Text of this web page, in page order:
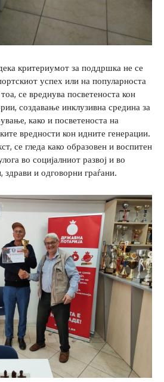
критериумот за поддршка не се
успех или на популарноста
се вреднува посветеноста кон
создавање инклузивна средина за
како и посветеноста на
вредности кон идните генерации.
се гледа како образовен и воспитен
во социјалниот развој и во
и одговорни граѓани.